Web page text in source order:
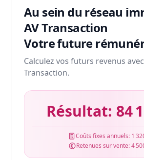
Au sein du réseau
AV Transaction
Votre future
Calculez vos futurs revenus
Transaction.
Résultat: 84
Coûts fixes annuels: 1
Retenues sur vente:4